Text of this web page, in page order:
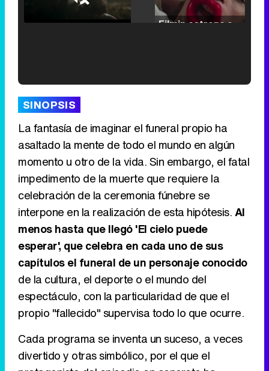
Unmute /
Tráiler de '33 días', la nueva serie de Atresplayer con Julián Villagrán y José Manuel Poga
SINOPSIS
La fantasía de imaginar el funeral propio ha
asaltado la mente de todo el mundo en algún
momento u otro de la vida. Sin embargo, el fatal
impedimento de la muerte que requiere la
celebración de la ceremonia fúnebre se
interpone en la realización de esta hipótesis.Al
menos hasta que llegó 'El cielo puede
esperar', que celebra en cada uno de sus
capítulos el funeral de un personaje conocido
de la cultura, el deporte o el mundo del
espectáculo, con la particularidad de que el
propio "fallecido" supervisa todo lo que ocurre.
Cada programa se inventa un suceso, a veces
divertido y otras simbólico, por el que el